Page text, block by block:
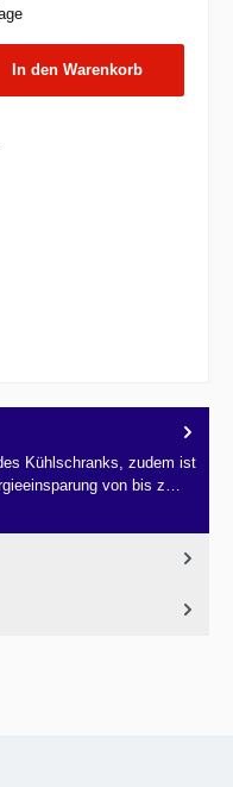
In den Warenkorb
Kühlschranks, zudem ist
von bis z…